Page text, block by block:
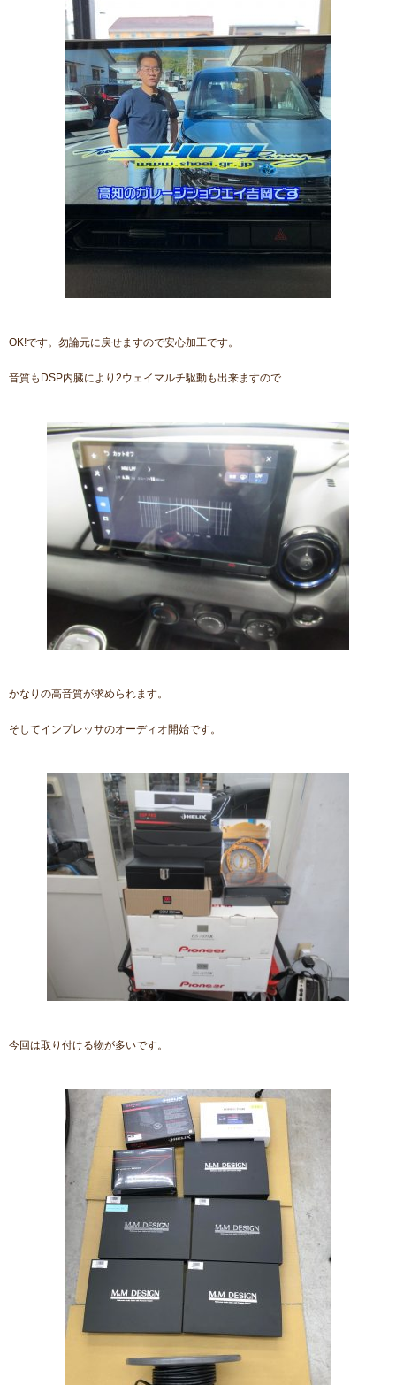
OK!です。勿論元に戻せますので安心加工です。
音質もDSP内臓により2ウェイマルチ駆動も出来ますので
かなりの高音質が求められます。
そしてインプレッサのオーディオ開始です。
今回は取り付ける物が多いです。